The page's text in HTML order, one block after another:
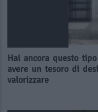
Hai ancora questo
avere un tesoro di
valorizzare